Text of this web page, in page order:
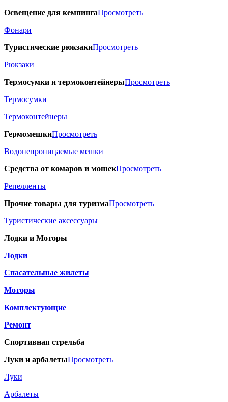
Освещение для кемпингаПросмотреть
Фонари
Туристические рюкзакиПросмотреть
Рюкзаки
Термосумки и термоконтейнерыПросмотреть
Термосумки
Термоконтейнеры
ГермомешкиПросмотреть
Водонепроницаемые мешки
Средства от комаров и мошекПросмотреть
Репелленты
Прочие товары для туризмаПросмотреть
Туристические аксессуары
Лодки и Моторы
Лодки
Спасательные жилеты
Моторы
Комплектующие
Ремонт
Спортивная стрельба
Луки и арбалетыПросмотреть
Луки
Арбалеты